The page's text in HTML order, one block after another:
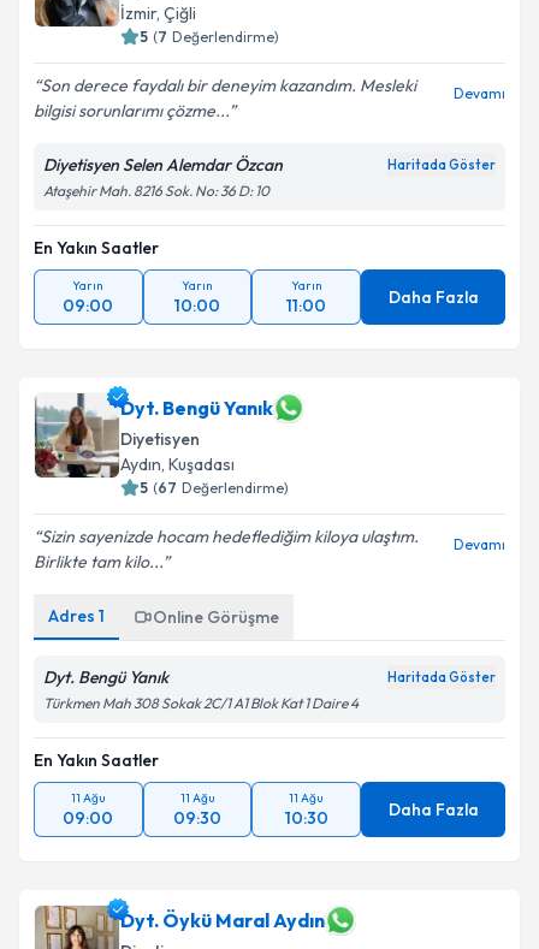
İzmir, Çiğli
5 (7 Değerlendirme)
Son derece faydalı bir deneyim kazandım. Mesleki
bilgisi sorunlarımı çözme...
Devamı
Diyetisyen Selen Alemdar Özcan Haritada Göster
Ataşehir Mah. 8216 Sok. No: 36 D: 10
En Yakın Saatler
Yarın
09:00
Yarın
10:00
Yarın
11:00 Daha Fazla
Dyt. Bengü Yanık
Diyetisyen
Aydın, Kuşadası
5 (67 Değerlendirme)
Sizin sayenizde hocam hedeflediğim kiloya ulaştım.
Birlikte tam kilo...
Devamı
Adres 1 Online Görüşme
Dyt. Bengü Yanık Haritada Göster
Türkmen Mah 308 Sokak 2C/1 A1 Blok Kat 1 Daire 4
En Yakın Saatler
11 Ağu
09:00
11 Ağu
09:30
11 Ağu
10:30 Daha Fazla
Dyt. Öykü Maral Aydın